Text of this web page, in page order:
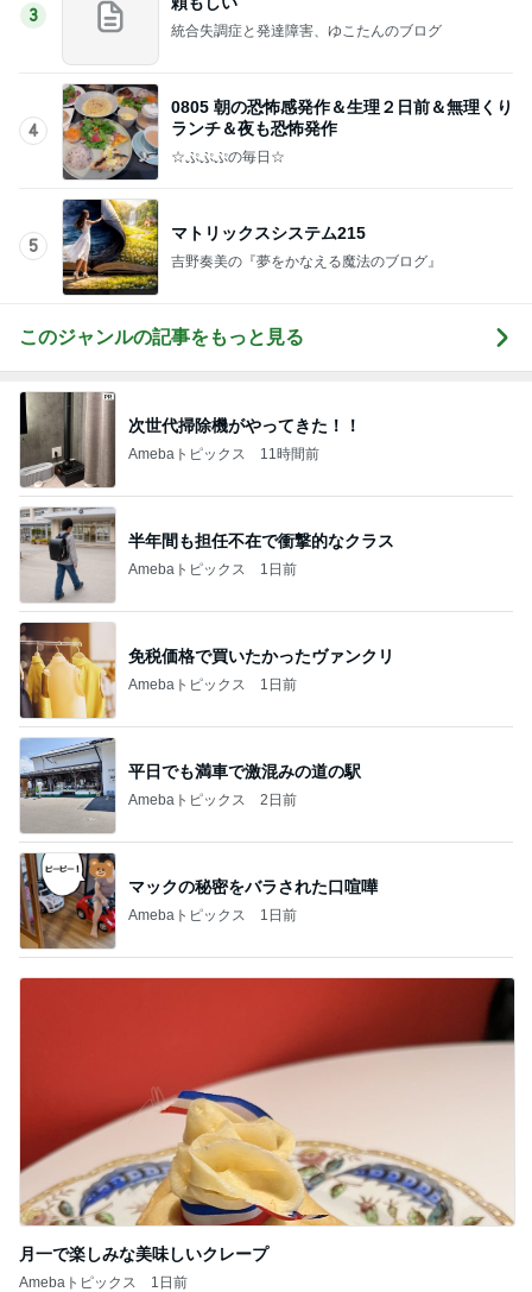
3
統合失調症と発達障害、ゆこたんのブログ
4
0805 朝の恐怖感発作＆生理２日前＆無理くり
ランチ＆夜も恐怖発作
☆ぷぷぷの毎日☆
5
マトリックスシステム215
吉野奏美の『夢をかなえる魔法のブログ』
このジャンルの記事をもっと見る
次世代掃除機がやってきた！！
Amebaトピックス 11時間前
半年間も担任不在で衝撃的なクラス
Amebaトピックス 1日前
免税価格で買いたかったヴァンクリ
Amebaトピックス 1日前
平日でも満車で激混みの道の駅
Amebaトピックス 2日前
マックの秘密をバラされた口喧嘩
Amebaトピックス 1日前
月一で楽しみな美味しいクレープ
Amebaトピックス 1日前